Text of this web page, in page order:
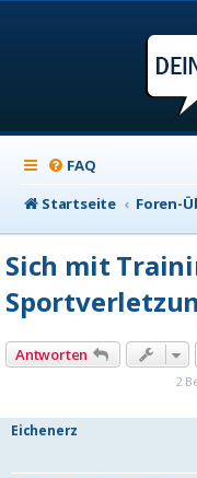
FAQ
Startseite
Foren-
Sich mit
Antworten
2
Eichenerz